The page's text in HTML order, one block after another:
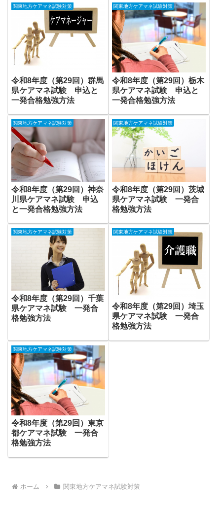
関東地方ケアマネ試験対策
令和8年度（第29回）群馬
県ケアマネ試験 申込と
一発合格勉強方法
関東地方ケアマネ試験対策
令和8年度（第29回）栃木
県ケアマネ試験 申込と
一発合格勉強方法
関東地方ケアマネ試験対策
令和8年度（第29回）神奈
川県ケアマネ試験 申込
と一発合格勉強方法
関東地方ケアマネ試験対策
令和8年度（第29回）茨城
県ケアマネ試験 一発合
格勉強方法
関東地方ケアマネ試験対策
令和8年度（第29回）千葉
県ケアマネ試験 一発合
格勉強方法
関東地方ケアマネ試験対策
令和8年度（第29回）埼玉
県ケアマネ試験 一発合
格勉強方法
関東地方ケアマネ試験対策
令和8年度（第29回）東京
都ケアマネ試験 一発合
格勉強方法
ホーム 関東地方ケアマネ試験対策